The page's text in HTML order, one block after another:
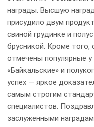
награды. Высшую
присудило двум
свиной грудинке и
брусникой. Кроме
отмечены популярные у
«Байкальские» и
успех — яркое
самым строгим
специалистов.
заслуженными